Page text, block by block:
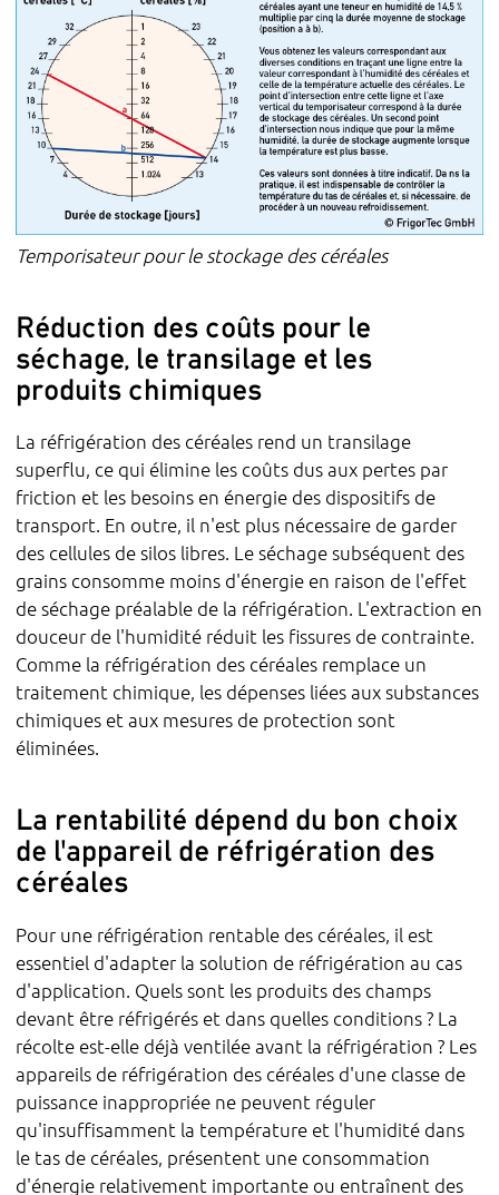
Temporisateur pour le stockage des céréales
Réduction des coûts pour le
séchage, le transilage et les
produits chimiques
La réfrigération des céréales rend un transilage
superflu, ce qui élimine les coûts dus aux pertes par
friction et les besoins en énergie des dispositifs de
transport. En outre, il n'est plus nécessaire de garder
des cellules de silos libres. Le séchage subséquent des
grains consomme moins d'énergie en raison de l'effet
de séchage préalable de la réfrigération. L'extraction en
douceur de l'humidité réduit les fissures de contrainte.
Comme la réfrigération des céréales remplace un
traitement chimique, les dépenses liées aux substances
chimiques et aux mesures de protection sont
éliminées.
La rentabilité dépend du bon choix
de l'appareil de réfrigération des
céréales
Pour une réfrigération rentable des céréales, il est
essentiel d'adapter la solution de réfrigération au cas
d'application. Quels sont les produits des champs
devant être réfrigérés et dans quelles conditions ? La
récolte est-elle déjà ventilée avant la réfrigération ? Les
appareils de réfrigération des céréales d'une classe de
puissance inappropriée ne peuvent réguler
qu'insuffisamment la température et l'humidité dans
le tas de céréales, présentent une consommation
d'énergie relativement importante ou entraînent des